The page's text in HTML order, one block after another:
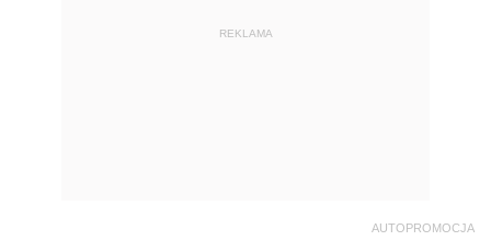
REKLAMA
AUTOPROMOCJA